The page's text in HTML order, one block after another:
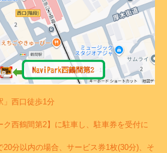
西口徒歩1分
ク西鶴間第2】に駐車し、駐車券を受付に
20分以内の場合、サービス券1枚(30分)、そ